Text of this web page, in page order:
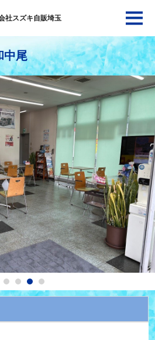
社スズキ自販埼玉
中尾